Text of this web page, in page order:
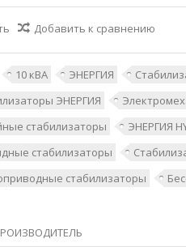
Добавить к сравнению
10 кВА ЭНЕРГИЯ
ЭНЕРГИЯ
стабилизаторы
ЭНЕРГИЯ
стабилизаторы
стабилизаторы